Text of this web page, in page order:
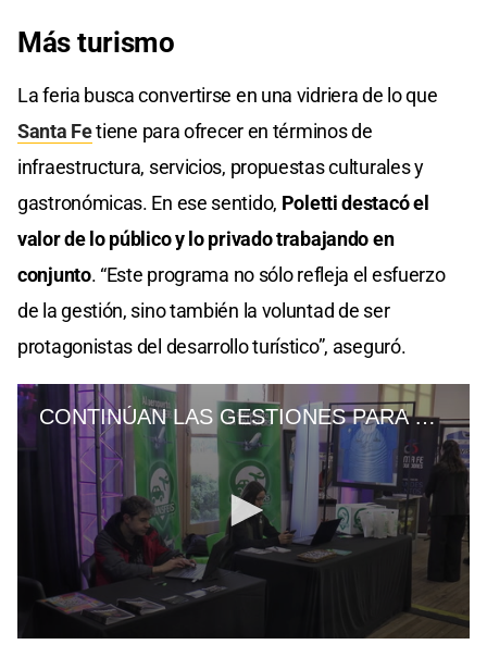
Más turismo
La feria busca convertirse en una vidriera de lo que
Santa Fetiene para ofrecer en términos de
infraestructura, servicios, propuestas culturales y
gastronómicas. En ese sentido, Poletti destacó el
valor de lo público y lo privado trabajando en
conjunto. “Este programa no sólo refleja el esfuerzo
de la gestión, sino también la voluntad de ser
protagonistas del desarrollo turístico”, aseguró.